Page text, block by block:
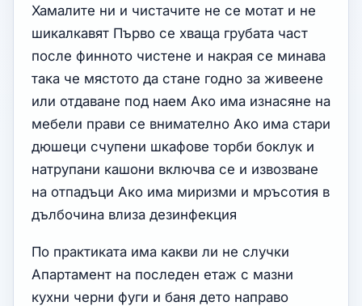
Хамалите ни и чистачите не се мотат и не
шикалкавят Първо се хваща грубата част
после финното чистене и накрая се минава
така че мястото да стане годно за живеене
или отдаване под наем Ако има изнасяне на
мебели прави се внимателно Ако има стари
дюшеци счупени шкафове торби боклук и
натрупани кашони включва се и извозване
на отпадъци Ако има миризми и мръсотия в
дълбочина влиза дезинфекция
По практиката има какви ли не случки
Апартамент на последен етаж с мазни
кухни черни фуги и баня дето направо